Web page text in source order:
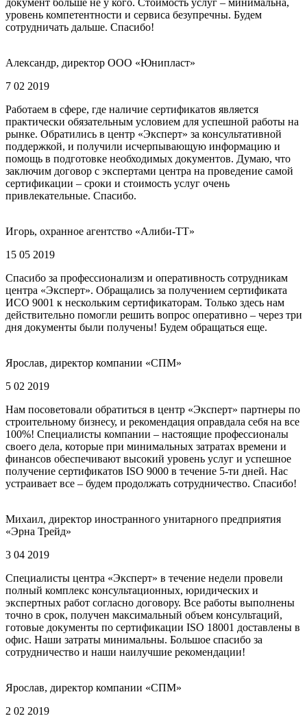
уровень компетентности и сервиса безупречны. Будем
сотрудничать дальше. Спасибо!
Александр, директор ООО «Юнипласт»
7 02 2019
Работаем в сфере, где наличие сертификатов является
практически обязательным условием для успешной работы на
рынке. Обратились в центр «Эксперт» за консультативной
поддержкой, и получили исчерпывающую информацию и
помощь в подготовке необходимых документов. Думаю, что
заключим договор с экспертами центра на проведение самой
сертификации – сроки и стоимость услуг очень
привлекательные. Спасибо.
Игорь, охранное агентство «Алиби-ТТ»
15 05 2019
Спасибо за профессионализм и оперативность сотрудникам
центра «Эксперт». Обращались за получением сертификата
ИСО 9001 к нескольким сертификаторам. Только здесь нам
действительно помогли решить вопрос оперативно – через три
дня документы были получены! Будем обращаться еще.
Ярослав, директор компании «СПМ»
5 02 2019
Нам посоветовали обратиться в центр «Эксперт» партнеры по
строительному бизнесу, и рекомендация оправдала себя на все
100%! Специалисты компании – настоящие профессионалы
своего дела, которые при минимальных затратах времени и
финансов обеспечивают высокий уровень услуг и успешное
получение сертификатов ISO 9000 в течение 5-ти дней. Нас
устраивает все – будем продолжать сотрудничество. Спасибо!
Михаил, директор иностранного унитарного предприятия
«Эрна Трейд»
3 04 2019
Специалисты центра «Эксперт» в течение недели провели
полный комплекс консультационных, юридических и
экспертных работ согласно договору. Все работы выполнены
точно в срок, получен максимальный объем консультаций,
готовые документы по сертификации ISO 18001 доставлены в
офис. Наши затраты минимальны. Большое спасибо за
сотрудничество и наши наилучшие рекомендации!
Ярослав, директор компании «СПМ»
2 02 2019